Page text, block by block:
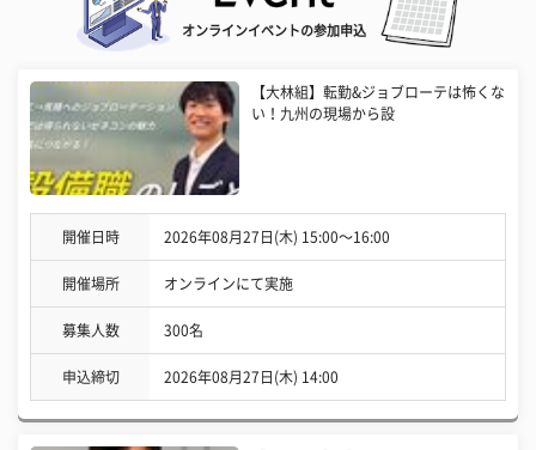
オンラインイベントの参加申込
【大林組】転勤&ジョブローテは怖くな
い！九州の現場から設
開催日時 2026年08月27日(木) 15:00〜16:00
開催場所 オンラインにて実施
募集人数 300名
申込締切 2026年08月27日(木) 14:00